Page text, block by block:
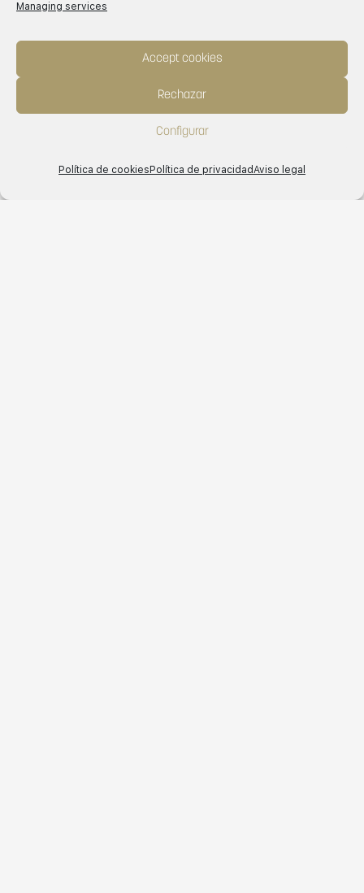
Managing services
Accept cookies
Rechazar
Configurar
Política de cookies Política de privacidadAviso legal
English Español